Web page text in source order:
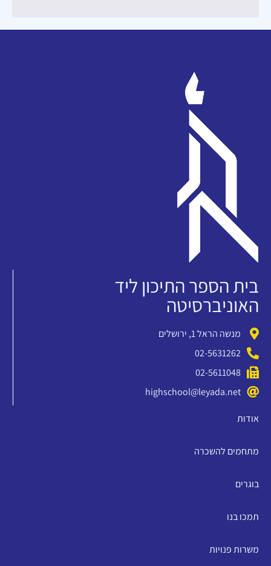
בית הספר התיכון ליד
האוניברסיטה
מנשה הראל 1, ירושלים
02-5631262
02-5611048
highschool@leyada.net
אודות
מתחמים להשכרה
בוגרים
תמכו בנו
משרות פנויות